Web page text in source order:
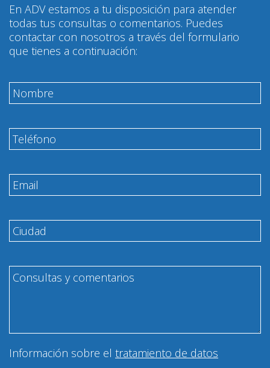
En ADV estamos a tu disposición para atender
todas tus consultas o comentarios. Puedes
contactar con nosotros a través del formulario
que tienes a continuación:
Información sobre el tratamiento de datos